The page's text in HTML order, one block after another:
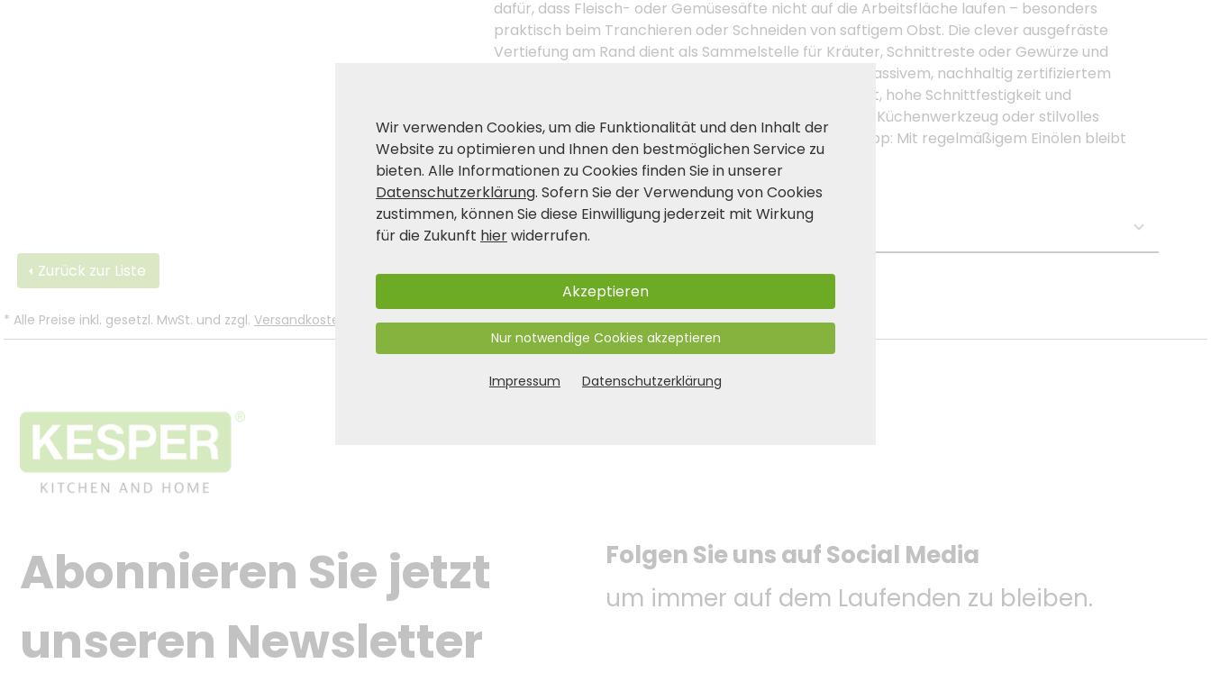
dafür, dass Fleisch- oder Gemüsesäfte nicht auf die Arbeitsfläche laufen – besonders
praktisch beim Tranchieren oder Schneiden von saftigem Obst. Die clever ausgefräste
Vertiefung am Rand dient als Sammelstelle für Kräuter, Schnittreste oder Gewürze und
erleichtert die Küchenarbeit deutlich. Gefertigt aus massivem, nachhaltig zertifiziertem
Eichenholz, überzeugt dieses Brett durch Langlebigkeit, hohe Schnittfestigkeit und
messerschonende Eigenschaften. Ob als funktionales Küchenwerkzeug oder stilvolles
Servierbrett – dieses Holzbrett passt in jede Küche. Tipp: Mit regelmäßigem Einölen bleibt
das Holz dauerhaft schön und gepflegt.
Produkt- und Sicherheitshinweise:
Zurück zur Liste
* Alle Preise inkl. gesetzl. MwSt. und zzgl. Versandkosten
Abonnieren Sie jetzt
unseren Newsletter
Folgen Sie uns auf Social Media
um immer auf dem Laufenden zu bleiben.
Wir verwenden Cookies, um die Funktionalität und den Inhalt der
Website zu optimieren und Ihnen den bestmöglichen Service zu
bieten. Alle Informationen zu Cookies finden Sie in unserer
Datenschutzerklärung. Sofern Sie der Verwendung von Cookies
zustimmen, können Sie diese Einwilligung jederzeit mit Wirkung
für die Zukunft hierwiderrufen.
Akzeptieren
Nur notwendige Cookies akzeptieren
Impressum Datenschutzerklärung